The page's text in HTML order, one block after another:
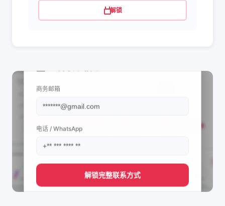
解锁
商务邮箱
电话 / WhatsApp
解锁完整联系方式